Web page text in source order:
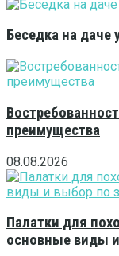
Беседка на даче
преимущества
08.08.2026
Палатки для
основные виды